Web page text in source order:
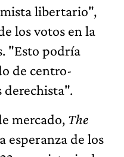
libertario",
los votos en la
"Esto podría
de centro-
derechista".
mercado, The
esperanza de los